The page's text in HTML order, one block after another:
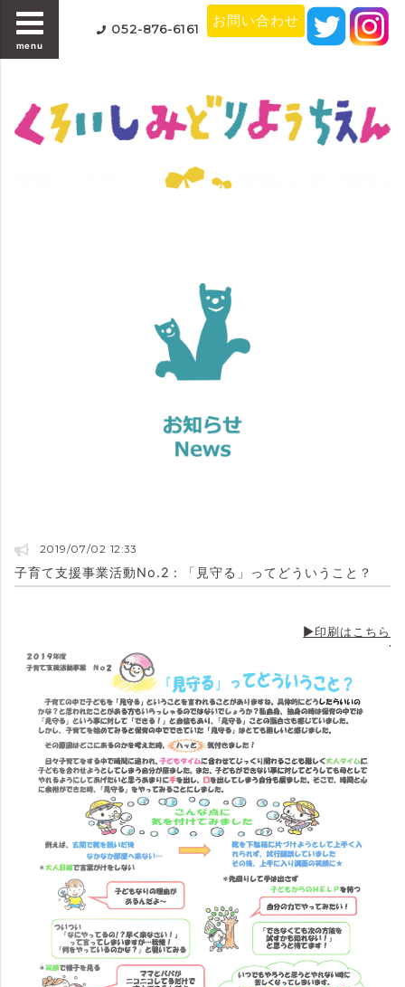
menu
052-876-6161 お問い合わせ
2019/07/02 12:33
子育て支援事業活動No.2：「見守る」ってどういうこと？
▶印刷はこちら